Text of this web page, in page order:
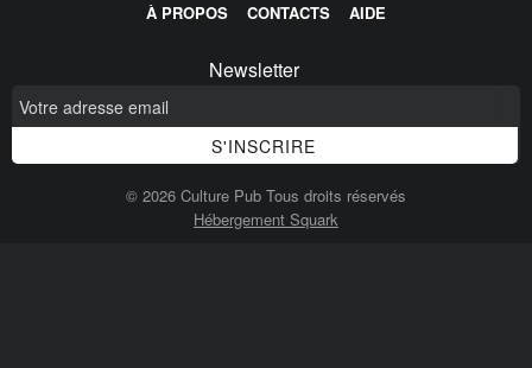
À PROPOS CONTACTS AIDE
Newsletter
© 2026 Culture Pub Tous droits réservés
Hébergement Squark